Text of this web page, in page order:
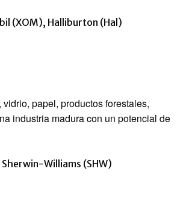
(XOM), Halliburton (Hal)
papel, productos forestales,
industria madura con un potencial de
Williams (SHW)